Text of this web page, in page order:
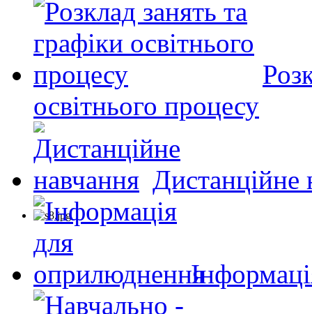
освітнього процесу
Дистанційне